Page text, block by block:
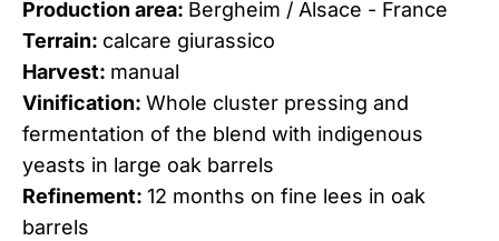
Production area: Bergheim / Alsace - France
Terrain: calcare giurassico
Harvest: manual
Vinification: Whole cluster pressing and
fermentation of the blend with indigenous
yeasts in large oak barrels
Refinement: 12 months on fine lees in oak
barrels